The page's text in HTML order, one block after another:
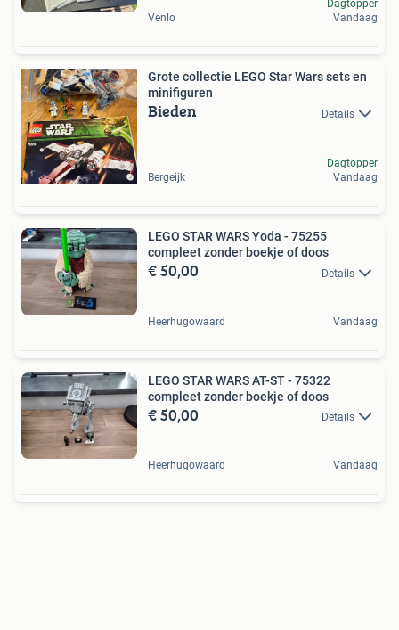
Venlo
Dagtopper
Vandaag
Grote collectie LEGO Star Wars sets en
minifiguren
Bieden Details
Bergeijk
Dagtopper
Vandaag
LEGO STAR WARS Yoda - 75255
compleet zonder boekje of doos
€ 50,00 Details
Heerhugowaard Vandaag
LEGO STAR WARS AT-ST - 75322
compleet zonder boekje of doos
€ 50,00 Details
Heerhugowaard Vandaag